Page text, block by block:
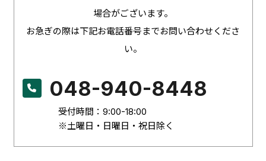
場合がございます。
お急ぎの際は下記お電話番号までお問い合わせくださ
い。
048-940-8448
受付時間：9:00-18:00
※土曜日・日曜日・祝日除く